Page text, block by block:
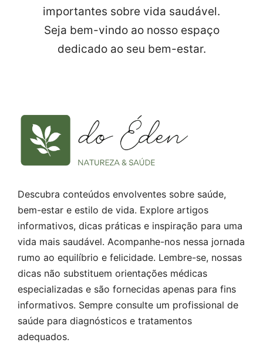
importantes sobre vida saudável.
Seja bem-vindo ao nosso espaço
dedicado ao seu bem-estar.
Descubra conteúdos envolventes sobre saúde,
bem-estar e estilo de vida. Explore artigos
informativos, dicas práticas e inspiração para uma
vida mais saudável. Acompanhe-nos nessa jornada
rumo ao equilíbrio e felicidade. Lembre-se, nossas
dicas não substituem orientações médicas
especializadas e são fornecidas apenas para fins
informativos. Sempre consulte um profissional de
saúde para diagnósticos e tratamentos
adequados.